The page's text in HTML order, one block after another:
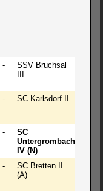
-
SSV Bruchsal
- SC Karlsdorf II
-
SC
Untergrombach
IV (N)
-
SC Bretten II
(A)